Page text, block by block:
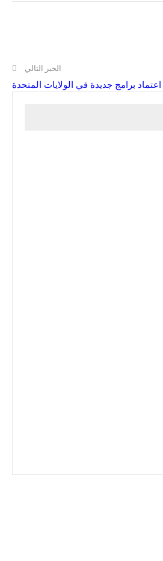
الخبر التالي
اعتماد برامج جديدة في الولايات المتحدة